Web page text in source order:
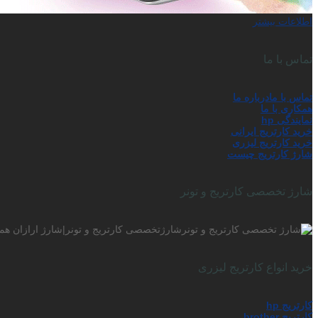
اطلاعات بیشتر
تماس با ما
تماس با مادرباره ما
همکاری با ما
نمایندگی hp
خرید کارتریج ایرانی
خرید کارتریج لیزری
شارژ کارتریج چیست
شارژ تخصصی کارتریج و تونر
شارژتخصصی کارتریج و تونر|شارژ ارازان
خرید انواع کارتریج لیزری
کارتریج hp